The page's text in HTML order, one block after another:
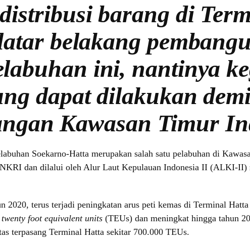
barang di
belakang
ini, nantinya
dapat dilakukan
Kawasan Timur
Soekarno-Hatta merupakan salah satu pelabuhan di
dan dilalui oleh Alur Laut Kepulauan Indonesia II (ALKI-II)
2020, terus terjadi peningkatan arus peti kemas di Terminal
twenty foot equivalent units (TEUs) dan meningkat hingga tahun
terpasang Terminal Hatta sekitar 700.000 TEUs.